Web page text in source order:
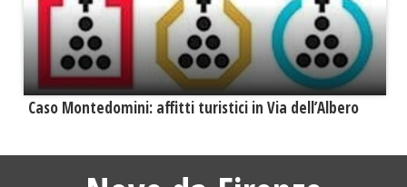
Caso Montedomini: affitti turistici in Via dell’Albero